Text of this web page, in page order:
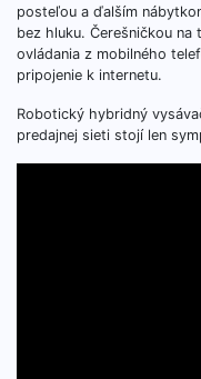
posteľou a ďalším
bez hluku. Čerešničkou
ovládania z mobilného
pripojenie k internetu.
Robotický hybridný
predajnej sieti stojí len